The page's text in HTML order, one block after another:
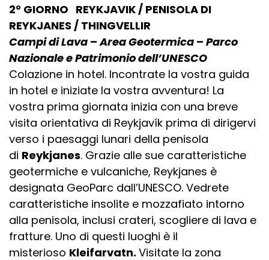
2° GIORNO REYKJAVIK / PENISOLA DI
REYKJANES / THINGVELLIR
Campi di Lava –Area Geotermica – Parco
Nazionale e Patrimonio dell’UNESCO
Colazione in hotel. Incontrate la vostra guida
in hotel e iniziate la vostra avventura! La
vostra prima giornata inizia con una breve
visita orientativa di Reykjavík prima di dirigervi
verso i paesaggi lunari della penisola
di Reykjanes. Grazie alle sue caratteristiche
geotermiche e vulcaniche, Reykjanes è
designata GeoParc dall’UNESCO. Vedrete
caratteristiche insolite e mozzafiato intorno
alla penisola, inclusi crateri, scogliere di lava e
fratture. Uno di questi luoghi è il
misterioso Kleifarvatn. Visitate la zona